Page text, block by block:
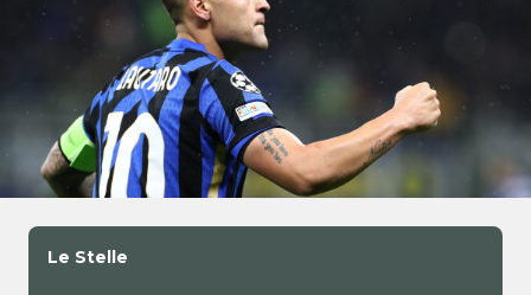
Le Stelle